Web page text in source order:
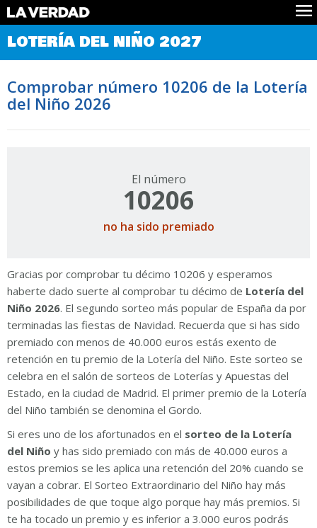
Comprobar Loteria del Niño
Premios
Noticias
Datos
Historia
LOTERÍA DEL NIÑO 2027
Comprobar número 10206 de la Lotería
del Niño 2026
El número
10206
no ha sido premiado
Gracias por comprobar tu décimo 10206 y esperamos
haberte dado suerte al comprobar tu décimo de Lotería del
Niño 2026. El segundo sorteo más popular de España da por
terminadas las fiestas de Navidad. Recuerda que si has sido
premiado con menos de 40.000 euros estás exento de
retención en tu premio de la Lotería del Niño. Este sorteo se
celebra en el salón de sorteos de Loterías y Apuestas del
Estado, en la ciudad de Madrid. El primer premio de la Lotería
del Niño también se denomina el Gordo.
Si eres uno de los afortunados en el sorteo de la Lotería
del Niño y has sido premiado con más de 40.000 euros a
estos premios se les aplica una retención del 20% cuando se
vayan a cobrar. El Sorteo Extraordinario del Niño hay más
posibilidades de que toque algo porque hay más premios. Si
te ha tocado un premio y es inferior a 3.000 euros podrás